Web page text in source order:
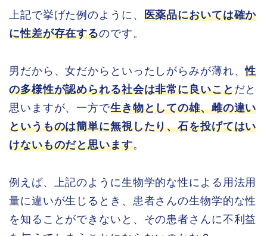
上記で挙げた例のように、 医薬品においては確か
に性差が存在するのです。
男だから、女だからといったしがらみが薄れ、性
の多様性が認められる社会は非常に良いことだと
思いますが、一方で生き物としての雄、雌の違い
というものは簡単に無視したり、石を投げてはい
けないものだと思います。
例えば、上記のように生物学的な性による用法用
量に違いが生じるとき、患者さんの生物学的な性
を知ることができないと、その患者さんに不利益